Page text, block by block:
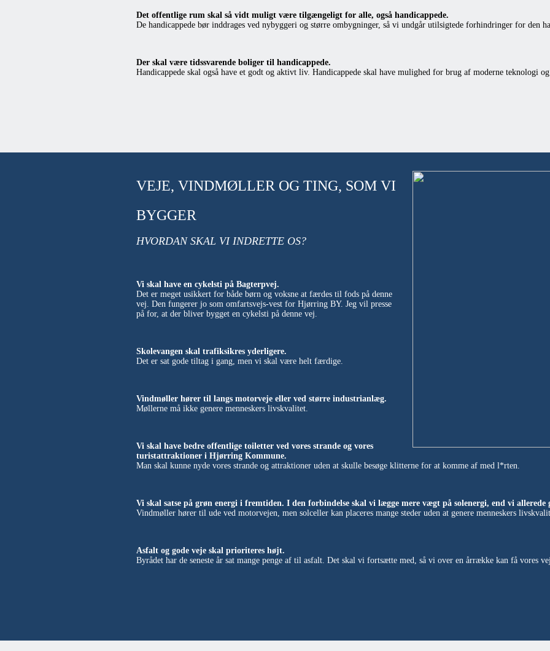
Det offentlige rum skal så vidt muligt være tilgængeligt for alle, også handicappede.
De handicappede bør inddrages ved nybyggeri og større ombygninger, så vi undgår utilsigtede forhindringer for den
Der skal være tidssvarende boliger til handicappede.
Handicappede skal også have et godt og aktivt liv. Handicappede skal have mulighed for brug af moderne teknologi
VEJE, VINDMØLLER OG TING, SOM VI
BYGGER
HVORDAN SKAL VI INDRETTE OS?
Vi skal have en cykelsti på Bagterpvej.
Det er meget usikkert for både børn og voksne at færdes til fods på denne
vej. Den fungerer jo som omfartsvejs-vest for Hjørring BY. Jeg vil presse
på for, at der bliver bygget en cykelsti på denne vej.
Skolevangen skal trafiksikres yderligere.
Det er sat gode tiltag i gang, men vi skal være helt færdige.
Vindmøller hører til langs motorveje eller ved større industrianlæg.
Møllerne må ikke genere menneskers livskvalitet.
Vi skal have bedre offentlige toiletter ved vores strande og vores
turistattraktioner i Hjørring Kommune.
Man skal kunne nyde vores strande og attraktioner uden at skulle besøge klitterne for at komme af med l*rten.
Vi skal satse på grøn energi i fremtiden. I den forbindelse skal vi lægge mere vægt på solenergi, end vi allerede
Vindmøller hører til ude ved motorvejen, men solceller kan placeres mange steder uden at genere menneskers
Asfalt og gode veje skal prioriteres højt.
Byrådet har de seneste år sat mange penge af til asfalt. Det skal vi fortsætte med, så vi over en årrække kan få vores